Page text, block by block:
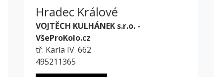
Hradec Králové
VOJTĚCH KULHÁNEK s.r.o. -
VšeProKolo.cz
tř. Karla IV. 662
495211365